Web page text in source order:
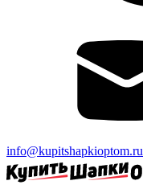
info@kupitshapkioptom.ru